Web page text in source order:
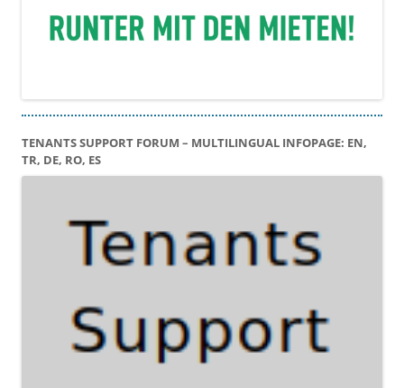
TENANTS SUPPORT FORUM – MULTILINGUAL INFOPAGE: EN,
TR, DE, RO, ES